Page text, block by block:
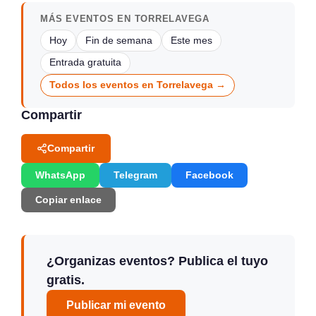
MÁS EVENTOS EN TORRELAVEGA
Hoy Fin de semana Este mes
Entrada gratuita
Todos los eventos en Torrelavega →
Compartir
Compartir
WhatsApp Telegram Facebook
Copiar enlace
¿Organizas eventos? Publica el tuyo
gratis.
Publicar mi evento